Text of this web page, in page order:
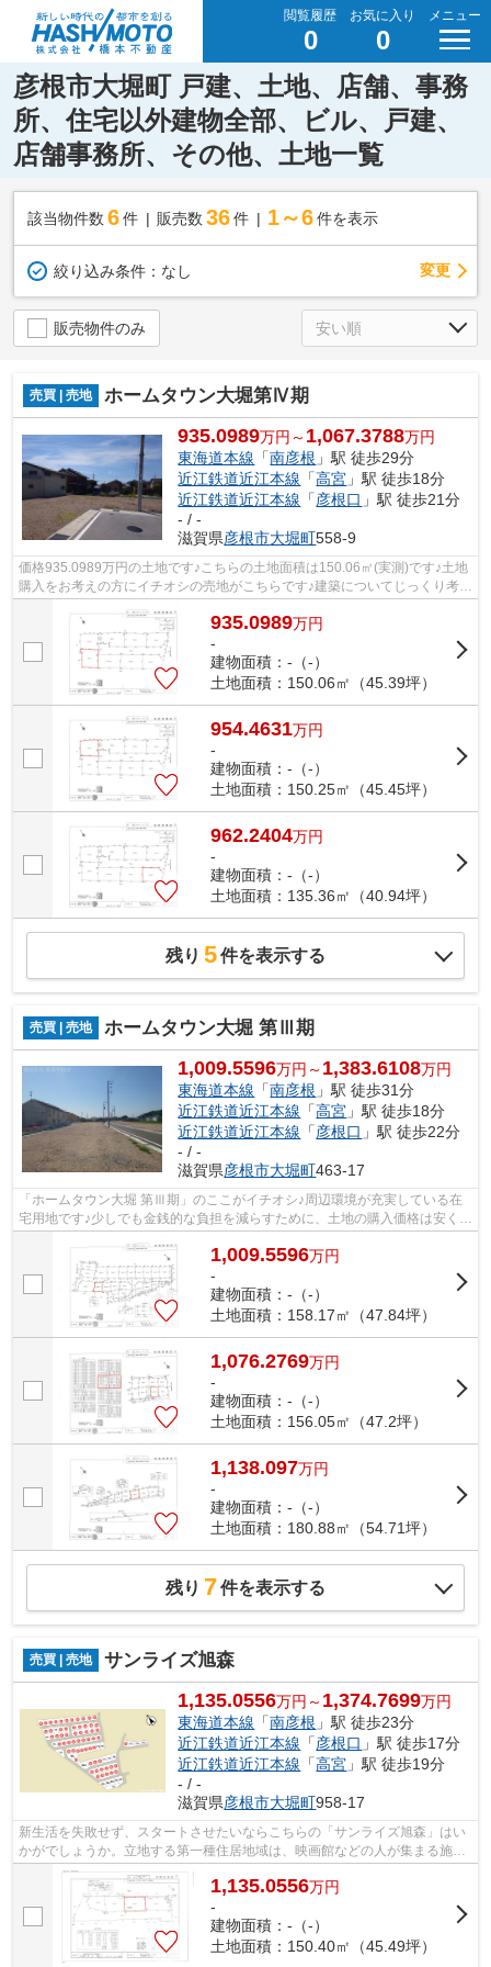
閲覧履歴
0
お気に入り
0
メニュー
彦根市大堀町 戸建、土地、店舗、事務
所、住宅以外建物全部、ビル、戸建、
店舗事務所、その他、土地一覧
該当物件数 6件 販売数 36 件 1～6 件を表示
絞り込み条件： なし 変更
販売物件のみ
売買 | 売地 ホームタウン大堀第Ⅳ期
935.0989万円～ 1,067.3788万円
東海道本線 「南彦根 」駅 徒歩29分
近江鉄道近江本線 「高宮 」駅 徒歩18分
近江鉄道近江本線 「彦根口 」駅 徒歩21分
- / -
滋賀県彦根市大堀町558-9
価格935.0989万円の土地です♪こちらの土地面積は150.06㎡(実測)です♪土地
購入をお考えの方にイチオシの売地がこちらです♪建築についてじっくり考え
935.0989万円
-
建物面積：-（-）
土地面積：150.06㎡（45.39坪）
954.4631万円
-
建物面積：-（-）
土地面積：150.25㎡（45.45坪）
962.2404万円
-
建物面積：-（-）
土地面積：135.36㎡（40.94坪）
残り 5件を表示する
売買 | 売地 ホームタウン大堀 第Ⅲ期
1,009.5596万円～ 1,383.6108万円
東海道本線 「南彦根 」駅 徒歩31分
近江鉄道近江本線 「高宮 」駅 徒歩18分
近江鉄道近江本線 「彦根口 」駅 徒歩22分
- / -
滋賀県彦根市大堀町463-17
「ホームタウン大堀 第Ⅲ期」のここがイチオシ♪周辺環境が充実している在
宅用地です♪少しでも金銭的な負担を減らすために、土地の購入価格は安く抑
1,009.5596万円
-
建物面積：-（-）
土地面積：158.17㎡（47.84坪）
1,076.2769万円
-
建物面積：-（-）
土地面積：156.05㎡（47.2坪）
1,138.097万円
-
建物面積：-（-）
土地面積：180.88㎡（54.71坪）
残り 7件を表示する
売買 | 売地 サンライズ旭森
1,135.0556万円～ 1,374.7699万円
東海道本線 「南彦根 」駅 徒歩23分
近江鉄道近江本線 「彦根口 」駅 徒歩17分
近江鉄道近江本線 「高宮 」駅 徒歩19分
- / -
滋賀県彦根市大堀町958-17
新生活を失敗せず、スタートさせたいならこちらの「サンライズ旭森」はい
かがでしょうか。立地する第一種住居地域は、映画館などの人が集まる施設
や大規模の工場などの建築が禁止され...
1,135.0556万円
-
建物面積：-（-）
土地面積：150.40㎡（45.49坪）